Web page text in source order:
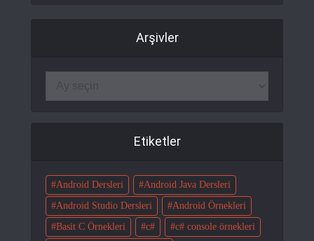
Arşivler
Etiketler
Android Dersleri
Android Java Dersleri
Android Studio Dersleri
Android Örnekleri
Basit C Örnekleri
c#
c# console örnekleri